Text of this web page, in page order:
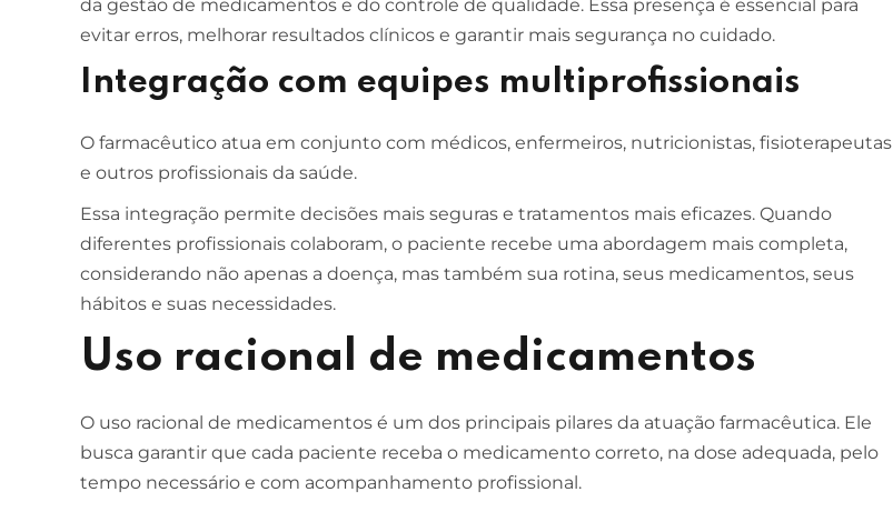
da gestão de medicamentos e do controle de qualidade. Essa presença é essencial para
evitar erros, melhorar resultados clínicos e garantir mais segurança no cuidado.
Integração com equipes multiprofissionais
O farmacêutico atua em conjunto com médicos, enfermeiros, nutricionistas, fisioterapeutas
e outros profissionais da saúde.
Essa integração permite decisões mais seguras e tratamentos mais eficazes. Quando
diferentes profissionais colaboram, o paciente recebe uma abordagem mais completa,
considerando não apenas a doença, mas também sua rotina, seus medicamentos, seus
hábitos e suas necessidades.
Uso racional de medicamentos
O uso racional de medicamentos é um dos principais pilares da atuação farmacêutica. Ele
busca garantir que cada paciente receba o medicamento correto, na dose adequada, pelo
tempo necessário e com acompanhamento profissional.